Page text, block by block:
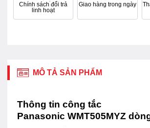
Chính sách đổi trả
linh hoạt
Giao hàng trong ngày
MÔ TẢ SẢN PHẨM
Thông tin công tắc
Panasonic WMT505MYZ